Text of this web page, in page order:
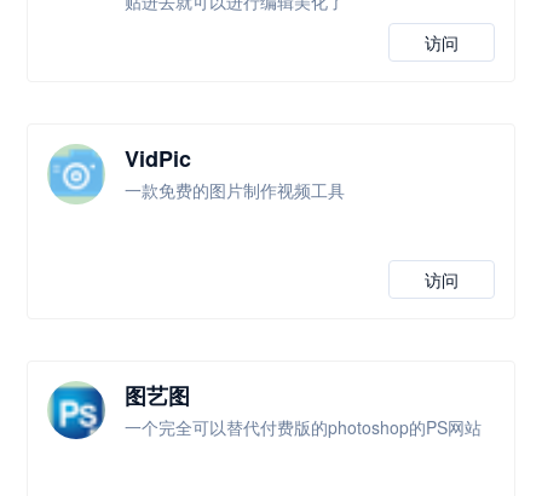
访问
VidPic
一款免费的图片制作视频工具
访问
图艺图
一个完全可以替代付费版的photoshop的PS网站